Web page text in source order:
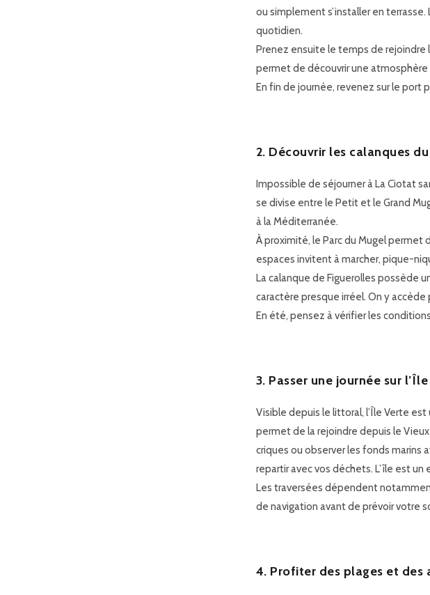
ou simplement s’installer en
quotidien.
Prenez ensuite le temps de rejoindre
permet de découvrir une atmosphère
En fin de journée, revenez sur le port
2. Découvrir les calanques
Impossible de séjourner à La Ciotat
se divise entre le Petit et le Grand
à la Méditerranée.
À proximité, le Parc du Mugel permet
espaces invitent à marcher, pique-
La calanque de Figuerolles possède
caractère presque irréel. On y
En été, pensez à vérifier les
3. Passer une journée sur
Visible depuis le littoral, l’Île Verte
permet de la rejoindre depuis le
criques ou observer les fonds marins
repartir avec vos déchets. L’île est
Les traversées dépendent
de navigation avant de prévoir votre
4. Profiter des plages et des